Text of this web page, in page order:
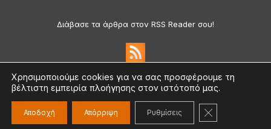
Διάβασε τα άρθρα στον RSS Reader σου!
Πολιτική Απορρήτου & Cookies
©2026 medium.gr | Designed & Supported bynat.ad
Χρησιμοποιούμε cookies για να σας προσφέρουμε τη
βέλτιστη εμπειρία πλοήγησης στον ιστότοπό μας.
Αποδοχή Απόρριψη Ρυθμίσεις ΚΛΕΊΣΙΜΟ ΤΟΥ